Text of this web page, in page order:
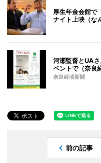
厚生年金会館で
ナイト上映（な
河瀬監督とUA
ベントで（奈良
奈良経済新聞
前の記事